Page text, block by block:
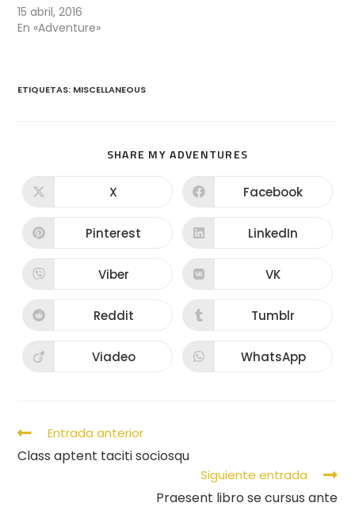
15 abril, 2016
En «Adventure»
ETIQUETAS: MISCELLANEOUS
SHARE MY ADVENTURES
X Facebook
Pinterest LinkedIn
Viber VK
Reddit Tumblr
Viadeo WhatsApp
Entrada anterior
Class aptent taciti sociosqu
Siguiente entrada
Praesent libro se cursus ante